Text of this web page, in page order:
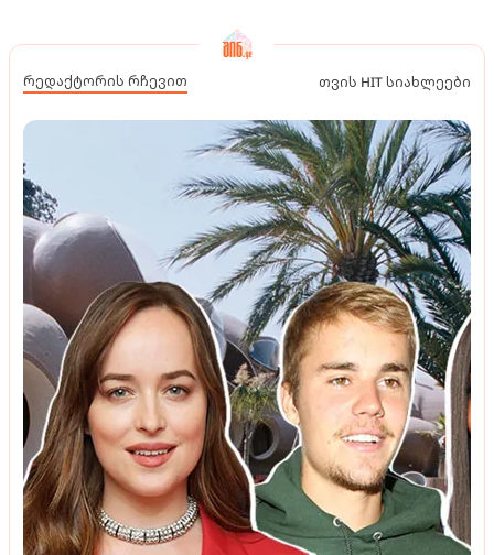
რედაქტორის რჩევით თვის HIT სიახლეები